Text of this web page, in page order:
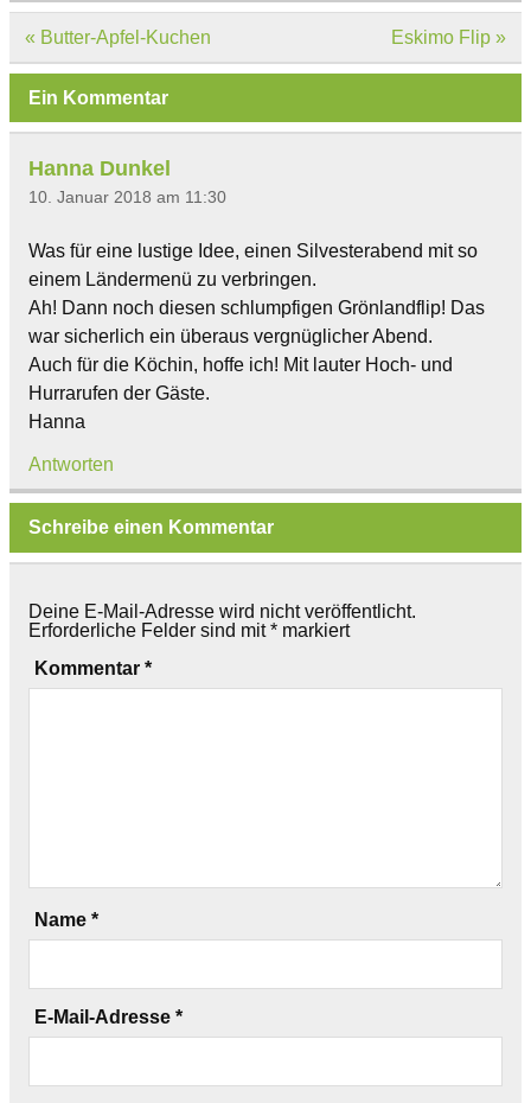
Beitragsnavigation
« Butter-Apfel-Kuchen Eskimo Flip »
Ein Kommentar
Hanna Dunkel
10. Januar 2018 am 11:30
Was für eine lustige Idee, einen Silvesterabend mit so
einem Ländermenü zu verbringen.
Ah! Dann noch diesen schlumpfigen Grönlandflip! Das
war sicherlich ein überaus vergnüglicher Abend.
Auch für die Köchin, hoffe ich! Mit lauter Hoch- und
Hurrarufen der Gäste.
Hanna
Antworten
Schreibe einen Kommentar
Deine E-Mail-Adresse wird nicht veröffentlicht.
Erforderliche Felder sind mit* markiert
Kommentar *
Name *
E-Mail-Adresse *